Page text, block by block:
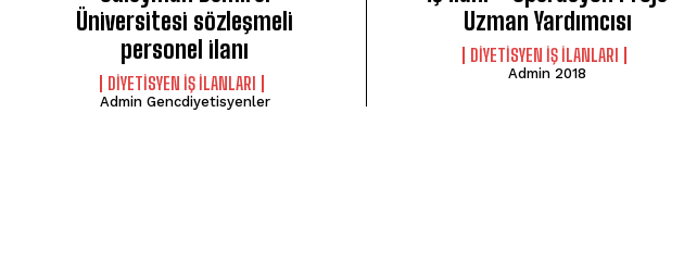
Üniversitesi sözleşmeli
personel ilanı
DIYETISYEN IŞ ILANLARI
Admin Gencdiyetisyenler
Uzman Yardımcısı
DIYETISYEN IŞ ILANLARI
Admin 2018